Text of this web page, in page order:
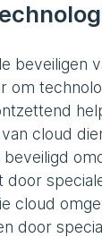
beveiligen
om
cloud
door
cloud
door